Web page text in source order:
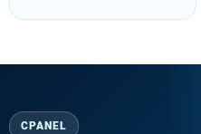
CPANEL